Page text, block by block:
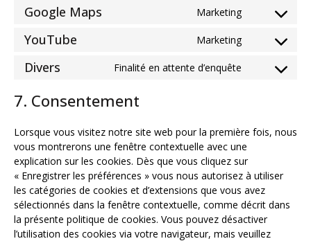
google-
adsense
service
google-
Google Maps Marketing
Consent
service
google-
YouTube Marketing
Consent
service
Divers Finalité en attente d’enquête
Consent
7. Consentement
Lorsque vous visitez notre site web pour la première fois, nous
vous montrerons une fenêtre contextuelle avec une
explication sur les cookies. Dès que vous cliquez sur
« Enregistrer les préférences » vous nous autorisez à utiliser
les catégories de cookies et d’extensions que vous avez
sélectionnés dans la fenêtre contextuelle, comme décrit dans
la présente politique de cookies. Vous pouvez désactiver
l’utilisation des cookies via votre navigateur, mais veuillez